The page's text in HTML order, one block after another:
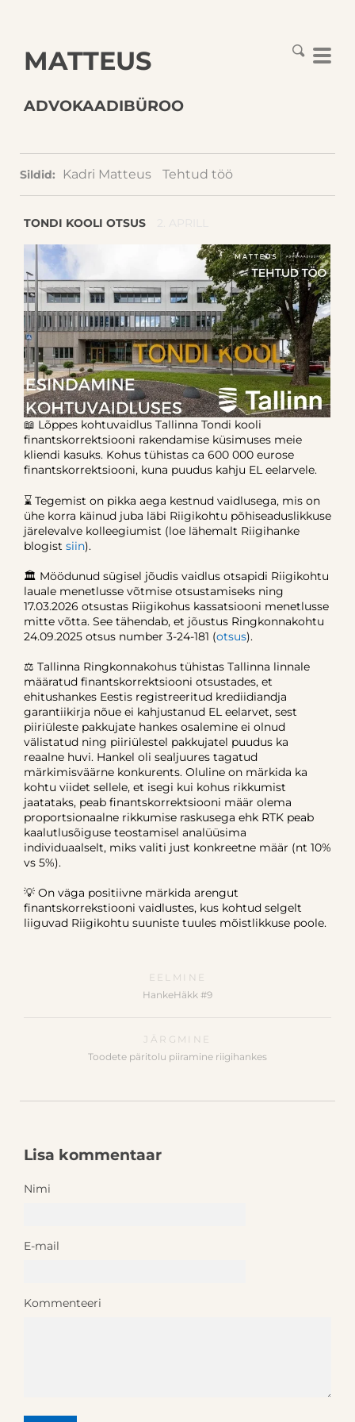
MATTEUS
ADVOKAADIBÜROO
Sildid: Kadri Matteus Tehtud töö
TONDI KOOLI OTSUS
📖 Lõppes kohtuvaidlus Tallinna Tondi kooli
finantskorrektsiooni rakendamise küsimuses meie
kliendi kasuks. Kohus tühistas ca 600 000 eurose
finantskorrektsiooni, kuna puudus kahju EL eelarvele.
⌛ Tegemist on pikka aega kestnud vaidlusega, mis on
ühe korra käinud juba läbi Riigikohtu põhiseaduslikkuse
järelevalve kolleegiumist (loe lähemalt Riigihanke
blogist siin).
🏛️ Möödunud sügisel jõudis vaidlus otsapidi Riigikohtu
lauale menetlusse võtmise otsustamiseks ning
17.03.2026 otsustas Riigikohus kassatsiooni menetlusse
mitte võtta. See tähendab, et jõustus Ringkonnakohtu
24.09.2025 otsus number 3-24-181 (otsus).
⚖️ Tallinna Ringkonnakohus tühistas Tallinna linnale
määratud finantskorrektsiooni otsustades, et
ehitushankes Eestis registreeritud krediidiandja
garantiikirja nõue ei kahjustanud EL eelarvet, sest
piiriüleste pakkujate hankes osalemine ei olnud
välistatud ning piiriülestel pakkujatel puudus ka
reaalne huvi. Hankel oli sealjuures tagatud
märkimisväärne konkurents. Oluline on märkida ka
kohtu viidet sellele, et isegi kui kohus rikkumist
jaatataks, peab finantskorrektsiooni määr olema
proportsionaalne rikkumise raskusega ehk RTK peab
kaalutlusõiguse teostamisel analüüsima
individuaalselt, miks valiti just konkreetne määr (nt 10%
vs 5%).
💡 On väga positiivne märkida arengut
finantskorrekstiooni vaidlustes, kus kohtud selgelt
liiguvad Riigikohtu suuniste tuules mõistlikkuse poole.
EELMINE
HankeHäkk #9
JÄRGMINE
Toodete päritolu piiramine riigihankes
Lisa kommentaar
Nimi
E-mail
Kommenteeri